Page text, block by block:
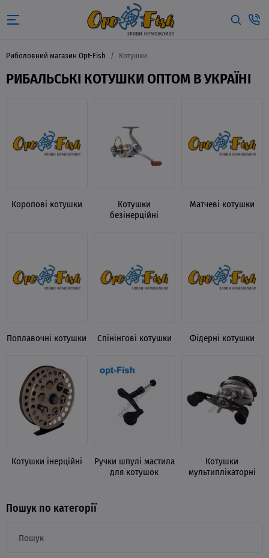
Риболовний магазин Opt-Fish Котушки
РИБАЛЬСЬКІ КОТУШКИ ОПТОМ В УКРАЇНІ
Коропові котушки
Котушки
безінерційні
Матчеві котушки
Поплавочні котушки Спінінгові котушки Фідерні котушки
Котушки інерційні
Ручки шпулі мастила
для котушок
Котушки
мультиплікаторні
Пошук по категорії